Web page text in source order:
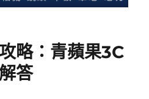
略：青蘋果3C
答